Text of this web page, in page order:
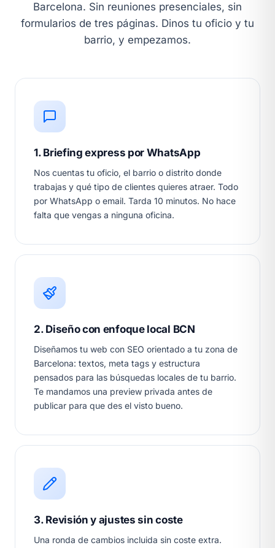
Barcelona. Sin reuniones presenciales, sin
formularios de tres páginas. Dinos tu oficio y tu
barrio, y empezamos.
1. Briefing express por WhatsApp
Nos cuentas tu oficio, el barrio o distrito donde
trabajas y qué tipo de clientes quieres atraer. Todo
por WhatsApp o email. Tarda 10 minutos. No hace
falta que vengas a ninguna oficina.
2. Diseño con enfoque local BCN
Diseñamos tu web con SEO orientado a tu zona de
Barcelona: textos, meta tags y estructura
pensados para las búsquedas locales de tu barrio.
Te mandamos una preview privada antes de
publicar para que des el visto bueno.
3. Revisión y ajustes sin coste
Una ronda de cambios incluida sin coste extra.